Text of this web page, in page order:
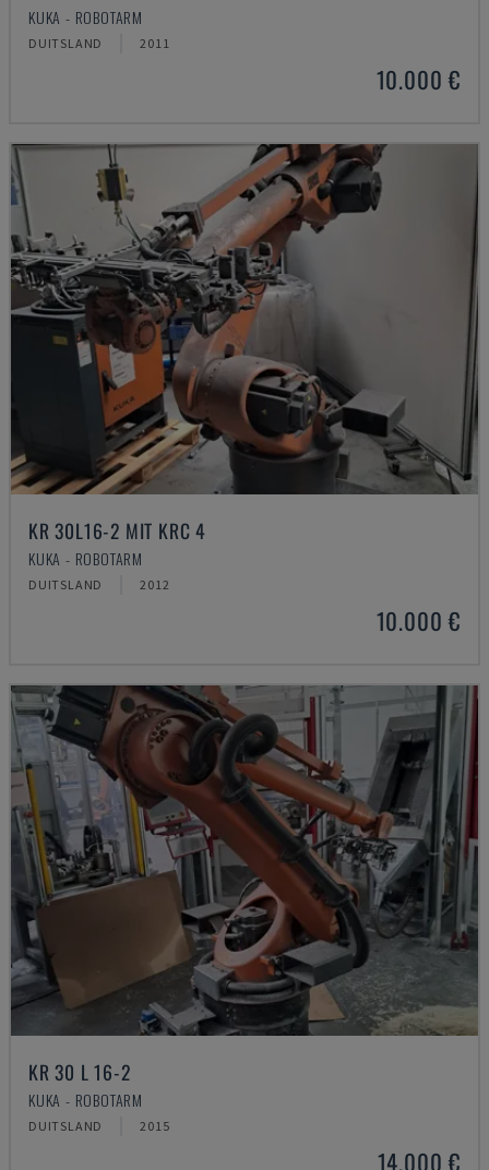
KUKA - ROBOTARM
DUITSLAND 2011
10.000 €
KR 30L16-2 MIT KRC 4
KUKA - ROBOTARM
DUITSLAND 2012
10.000 €
KR 30 L 16-2
KUKA - ROBOTARM
DUITSLAND 2015
14.000 €